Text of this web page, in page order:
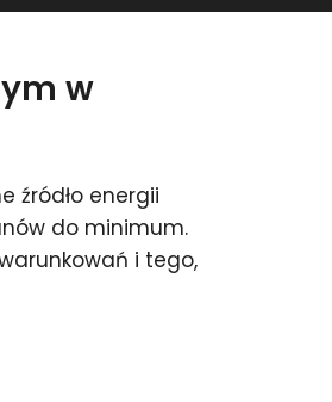
w
źródło energii
do minimum.
i tego,